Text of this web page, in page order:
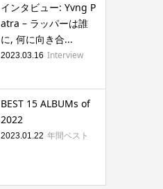
インタビュー: Yvng P
atra – ラッパーは誰
に, 何に向き合...
2023.03.16 Interview
BEST 15 ALBUMs of
2022
2023.01.22 年間ベスト